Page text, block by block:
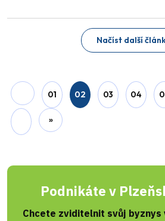
Načíst další
01 02 03 04
»
Podnikáte v
Chcete zviditelnit svůj byznys